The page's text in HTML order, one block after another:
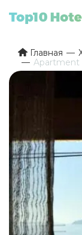
Главная
Apartment